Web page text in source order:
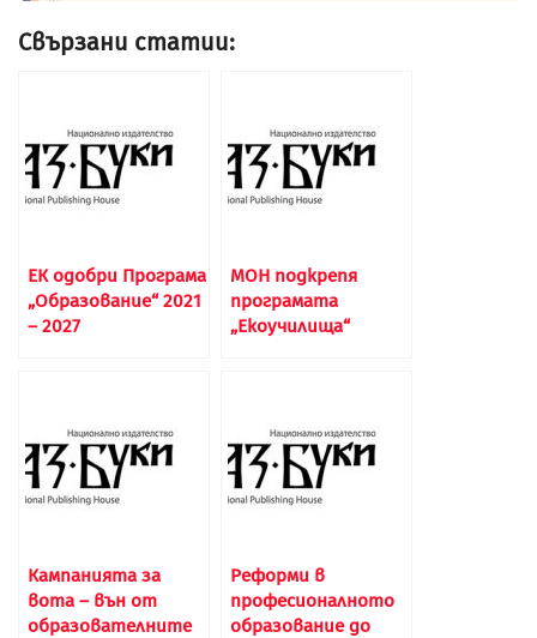
Свързани статии:
ЕК одобри Програма
„Образование“ 2021
– 2027
МОН подкрепя
програмата
„Екоучилища“
Кампанията за
вота – вън от
образователните
Реформи в
професионалното
образование до